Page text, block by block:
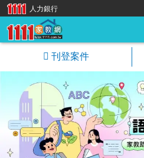
刊登案件
人力銀行